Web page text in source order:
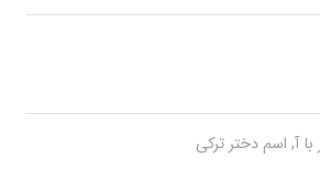
آ, اسم دختر ترکی